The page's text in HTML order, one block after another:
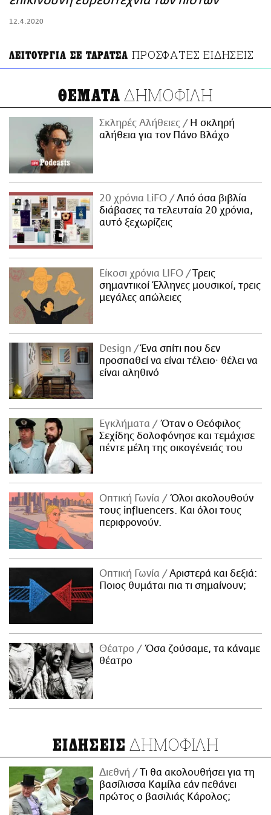
12.4.2020
ΛΕΙΤΟΥΡΓΙΑ ΣΕ ΤΑΡΑΤΣΑ ΠΡΟΣΦΑΤΕΣ ΕΙΔΗΣΕΙΣ
ΘΕΜΑΤΑ ΔΗΜΟΦΙΛΗ
Σκληρές Αλήθειες
H σκληρή
αλήθεια για τον Πάνο Βλάχο
20 χρόνια LiFO
Από όσα βιβλία
διάβασες τα τελευταία 20 χρόνια,
αυτό ξεχωρίζεις
Είκοσι χρόνια LIFO
Tρεις
σημαντικοί Έλληνες μουσικοί, τρεις
μεγάλες απώλειες
Design
Ένα σπίτι που δεν
προσπαθεί να είναι τέλειο· θέλει να
είναι αληθινό
Εγκλήματα
Όταν ο Θεόφιλος
Σεχίδης δολοφόνησε και τεμάχισε
πέντε μέλη της οικογένειάς του
Οπτική Γωνία
Όλοι ακολουθούν
τους influencers. Και όλοι τους
περιφρονούν.
Οπτική Γωνία
Αριστερά και δεξιά:
Ποιος θυμάται πια τι σημαίνουν;
Θέατρο
Όσα ζούσαμε, τα κάναμε
θέατρο
ΕΙΔΗΣΕΙΣ ΔΗΜΟΦΙΛΗ
Διεθνή
Τι θα ακολουθήσει για τη
βασίλισσα Καμίλα εάν πεθάνει
πρώτος ο βασιλιάς Κάρολος;